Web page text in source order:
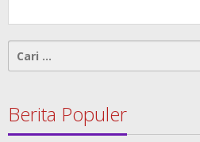
untuk:
Berita Populer